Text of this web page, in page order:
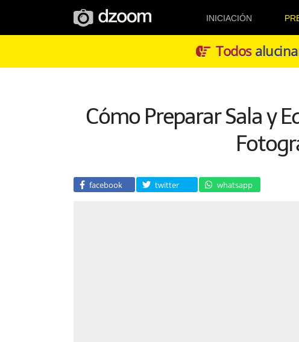
INICIACIÓN
Todos
Cómo Preparar Sala y
facebook twitter whatsapp